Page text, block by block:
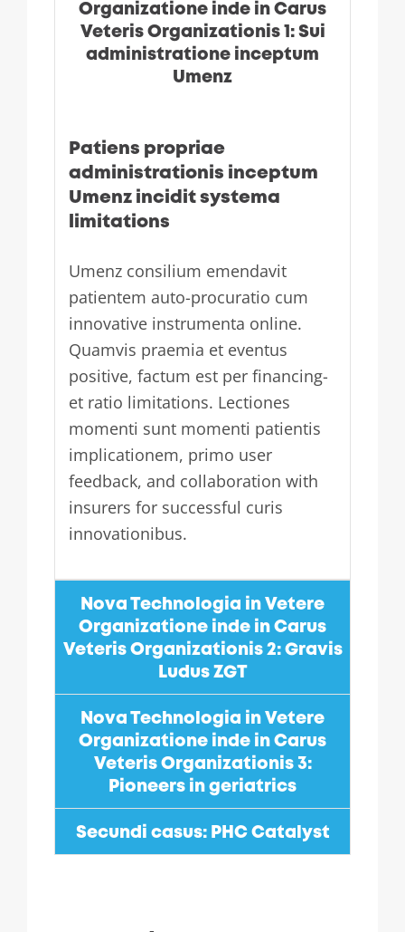
Organizatione inde in Carus
Veteris Organizationis 1: Sui
administratione inceptum
Umenz
Patiens propriae
administrationis inceptum
Umenz incidit systema
limitations
Umenz consilium emendavit
patientem auto-procuratio cum
innovative instrumenta online.
Quamvis praemia et eventus
positive, factum est per financing-
et ratio limitations. Lectiones
momenti sunt momenti patientis
implicationem, primo user
feedback, and collaboration with
insurers for successful curis
innovationibus.
Nova Technologia in Vetere
Organizatione inde in Carus
Veteris Organizationis 2: Gravis
Ludus ZGT
Nova Technologia in Vetere
Organizatione inde in Carus
Veteris Organizationis 3:
Pioneers in geriatrics
Secundi casus: PHC Catalyst